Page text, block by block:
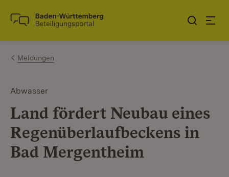
Zum Inhalt springen
Link zur Startseite
Meldungen
Abwasser
Land fördert Neubau eines
Regenüberlaufbeckens in
Bad Mergentheim